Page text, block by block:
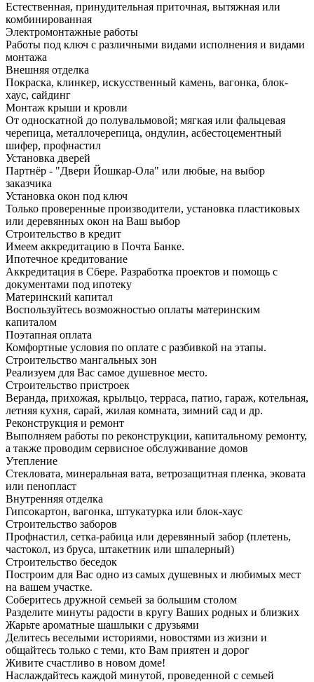
Естественная, принудительная приточная, вытяжная или
комбинированная
Электромонтажные работы
Работы под ключ с различными видами исполнения и видами
монтажа
Внешняя отделка
Покраска, клинкер, искусственный камень, вагонка, блок-
хаус, сайдинг
Монтаж крыши и кровли
От односкатной до полувальмовой; мягкая или фальцевая
черепица, металлочерепица, ондулин, асбестоцементный
шифер, профнастил
Установка дверей
Партнёр - "Двери Йошкар-Ола" или любые, на выбор
заказчика
Установка окон под ключ
Только проверенные производители, установка пластиковых
или деревянных окон на Ваш выбор
Строительство в кредит
Имеем аккредитацию в Почта Банке.
Ипотечное кредитование
Аккредитация в Сбере. Разработка проектов и помощь с
документами под ипотеку
Материнский капитал
Воспользуйтесь возможностью оплаты материнским
капиталом
Поэтапная оплата
Комфортные условия по оплате с разбивкой на этапы.
Строительство мангальных зон
Реализуем для Вас самое душевное место.
Строительство пристроек
Веранда, прихожая, крыльцо, терраса, патио, гараж, котельная,
летняя кухня, сарай, жилая комната, зимний сад и др.
Реконструкция и ремонт
Выполняем работы по реконструкции, капитальному ремонту,
а также проводим сервисное обслуживание домов
Утепление
Стекловата, минеральная вата, ветрозащитная пленка, эковата
или пенопласт
Внутренняя отделка
Гипсокартон, вагонка, штукатурка или блок-хаус
Строительство заборов
Профнастил, сетка-рабица или деревянный забор (плетень,
частокол, из бруса, штакетник или шпалерный)
Строительство беседок
Построим для Вас одно из самых душевных и любимых мест
на вашем участке.
Соберитесь дружной семьей за большим столом
Разделите минуты радости в кругу Ваших родных и близких
Жарьте ароматные шашлыки с друзьями
Делитесь веселыми историями, новостями из жизни и
общайтесь только с теми, кто Вам приятен и дорог
Живите счастливо в новом доме!
Наслаждайтесь каждой минутой, проведенной с семьей